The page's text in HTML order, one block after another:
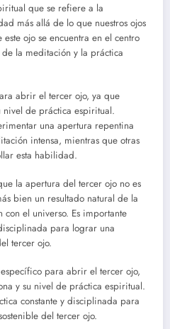
que se refiere a la
más allá de lo que nuestros ojos
ojo se encuentra en el centro
la meditación y la práctica
abrir el tercer ojo, ya que
de práctica espiritual.
una apertura repentina
intensa, mientras que otras
esta habilidad.
la apertura del tercer ojo no es
bien un resultado natural de la
el universo. Es importante
para lograr una
tercer ojo.
para abrir el tercer ojo,
y su nivel de práctica espiritual.
constante y disciplinada para
del tercer ojo.